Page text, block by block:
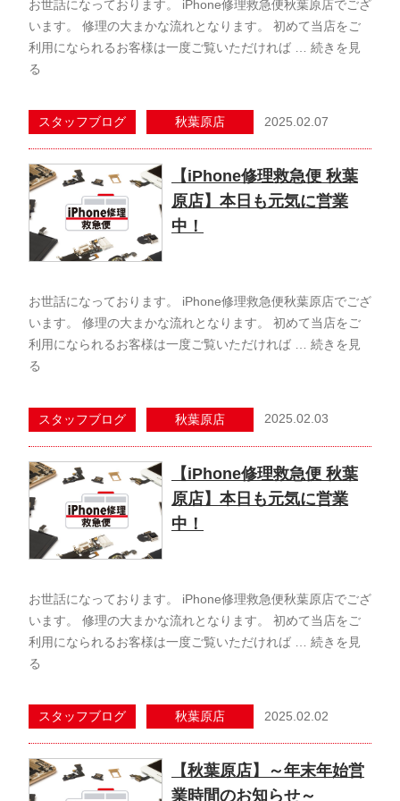
お世話になっております。 iPhone修理救急便秋葉原店でござ
います。 修理の大まかな流れとなります。 初めて当店をご
利用になられるお客様は一度ご覧いただければ … 続きを見
る
スタッフブログ 秋葉原店 2025.02.07
【iPhone修理救急便 秋葉
原店】本日も元気に営業
中！
お世話になっております。 iPhone修理救急便秋葉原店でござ
います。 修理の大まかな流れとなります。 初めて当店をご
利用になられるお客様は一度ご覧いただければ … 続きを見
る
スタッフブログ 秋葉原店 2025.02.03
【iPhone修理救急便 秋葉
原店】本日も元気に営業
中！
お世話になっております。 iPhone修理救急便秋葉原店でござ
います。 修理の大まかな流れとなります。 初めて当店をご
利用になられるお客様は一度ご覧いただければ … 続きを見
る
スタッフブログ 秋葉原店 2025.02.02
【秋葉原店】～年末年始営
業時間のお知らせ～